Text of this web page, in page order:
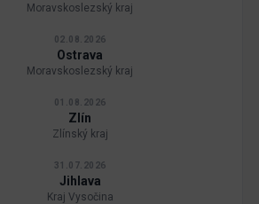
Moravskoslezský kraj
02.08.2026
Ostrava
Moravskoslezský kraj
01.08.2026
Zlín
Zlínský kraj
31.07.2026
Jihlava
Kraj Vysočina